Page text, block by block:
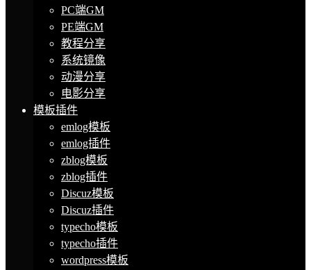
PC端GM
PE端GM
教程分享
系统镜像
动漫分享
电影分享
模板插件
emlog模板
emlog插件
zblog模板
zblog插件
Discuz模板
Discuz插件
typecho模板
typecho插件
wordpress模板